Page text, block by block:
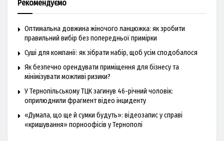
Рекомендуємо
Оптимальна довжина жіночого ланцюжка: як зробити
правильний вибір без попередньої примірки
Суші для компанії: як зібрати набір, щоб усім сподобалося
Як безпечно орендувати приміщення для бізнесу та
мінімізувати можливі ризики?
У Тернопільському ТЦК загинув 46-річний чоловік:
оприлюднили фрагмент відео інциденту
«Думала, що ще й сумки будуть»: відеозапис у справі
«кришування» порноофісів у Тернополі